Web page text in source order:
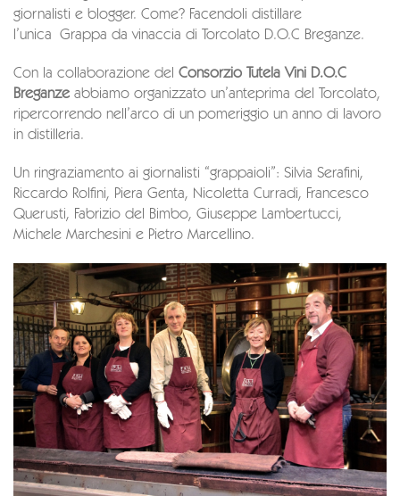
giornalisti e blogger. Come? Facendoli distillare
l’unica ‪Grappa da vinaccia di Torcolato D.O.C Breganze.
Con la collaborazione del Consorzio Tutela Vini D.O.C
Breganze abbiamo organizzato un’anteprima del Torcolato,
ripercorrendo nell’arco di un pomeriggio un anno di lavoro
in distilleria.
Un ringraziamento ai giornalisti “grappaioli”: Silvia Serafini,
Riccardo Rolfini, Piera Genta, Nicoletta Curradi, Francesco
Querusti, Fabrizio del Bimbo, Giuseppe Lambertucci,
Michele Marchesini e Pietro Marcellino.